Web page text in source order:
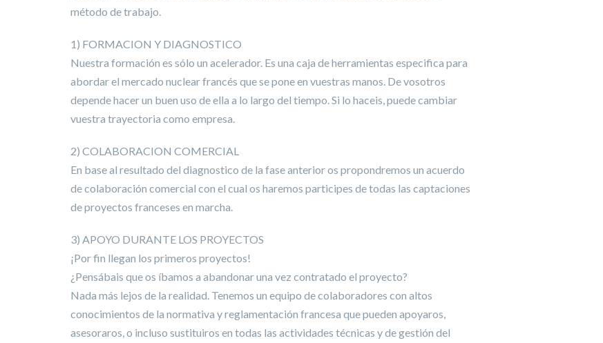
método de trabajo.
1) FORMACION Y DIAGNOSTICO
Nuestra formación es sólo un acelerador. Es una caja de herramientas especifica para
abordar el mercado nuclear francés que se pone en vuestras manos. De vosotros
depende hacer un buen uso de ella a lo largo del tiempo. Si lo haceis, puede cambiar
vuestra trayectoria como empresa.
2) COLABORACION COMERCIAL
En base al resultado del diagnostico de la fase anterior os propondremos un acuerdo
de colaboración comercial con el cual os haremos participes de todas las captaciones
de proyectos franceses en marcha.
3) APOYO DURANTE LOS PROYECTOS
¡Por fin llegan los primeros proyectos!
¿Pensábais que os íbamos a abandonar una vez contratado el proyecto?
Nada más lejos de la realidad. Tenemos un equipo de colaboradores con altos
conocimientos de la normativa y reglamentación francesa que pueden apoyaros,
asesoraros, o incluso sustituiros en todas las actividades técnicas y de gestión del